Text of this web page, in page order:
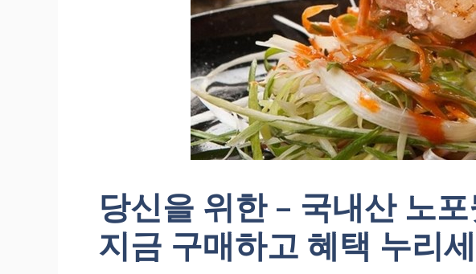
당신을 위한 – 국내산 노
지금 구매하고 혜택 누리